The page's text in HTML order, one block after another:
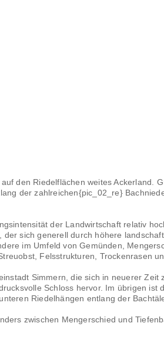
den Riedelflächen weites Ackerland.
der zahlreichen{pic_02_re}
der Landwirtschaft relativ
der sich generell durch höhere
im Umfeld von Gemünden,
Felsstrukturen, Trockenrasen
Simmern, die sich in neuerer
Schloss hervor. Im übrigen
Riedelhängen entlang der
zwischen Mengerschied und